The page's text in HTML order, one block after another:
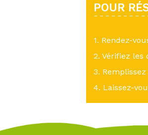
POUR
1. Rendez-
2. Vérifiez les
3.
4. Laissez-